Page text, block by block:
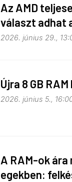
Az AMD
választ adhat
2026. június 29.,
Újra 8 GB
2026. június 5.,
A RAM-ok ára
egekben: